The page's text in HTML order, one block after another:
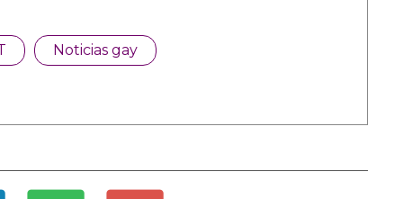
Noticias gay